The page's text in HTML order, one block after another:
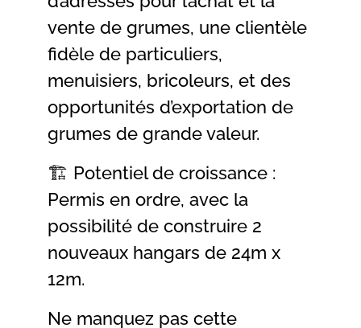
vente de grumes, une clientèle
fidèle de particuliers,
menuisiers, bricoleurs, et des
opportunités d’exportation de
grumes de grande valeur.
🏗️ Potentiel de croissance :
Permis en ordre, avec la
possibilité de construire 2
nouveaux hangars de 24m x
12m.
Ne manquez pas cette